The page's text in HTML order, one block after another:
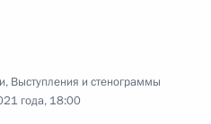
, Выступления и стенограммы
года, 18:00